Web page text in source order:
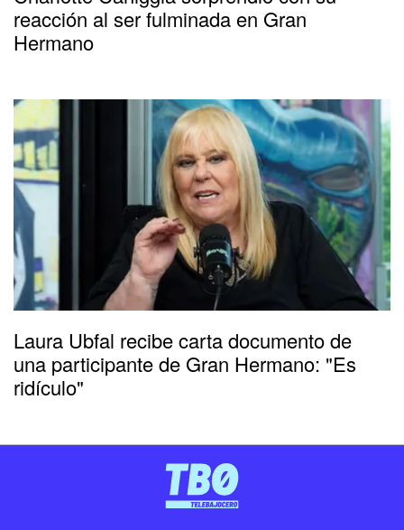
reacción al ser fulminada en Gran
Hermano
Laura Ubfal recibe carta documento de
una participante de Gran Hermano: "Es
ridículo"